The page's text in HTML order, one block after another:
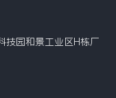
技园和景工业区H栋厂